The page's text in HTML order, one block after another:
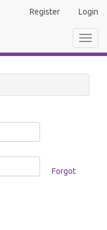
Register Login
Forgot